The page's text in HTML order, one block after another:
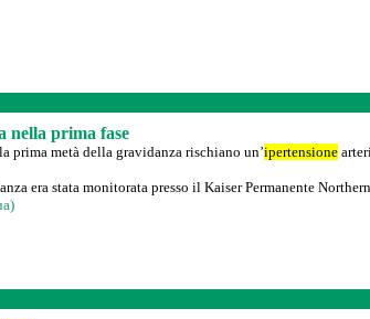
nella prima fase
prima metà della gravidanza rischiano un’ipertensione
era stata monitorata presso il Kaiser Permanente